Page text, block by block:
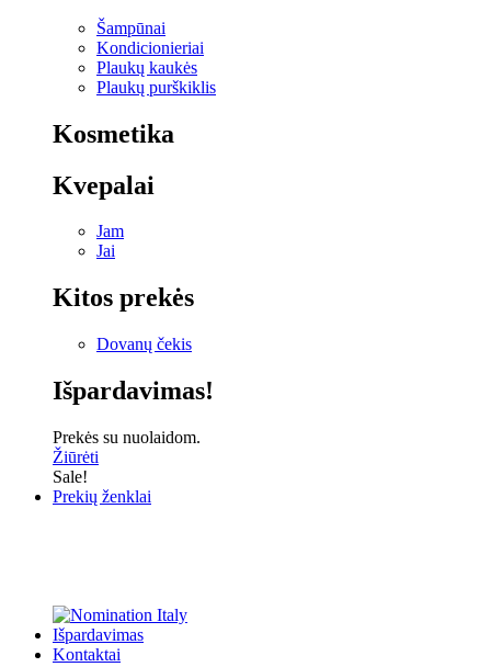
Šampūnai
Kondicionieriai
Plaukų kaukės
Plaukų purškiklis
Kosmetika
Kvepalai
Jam
Jai
Kitos prekės
Dovanų čekis
Išpardavimas!
Prekės su nuolaidom.
Žiūrėti
Sale!
Prekių ženklai
Išpardavimas
Kontaktai